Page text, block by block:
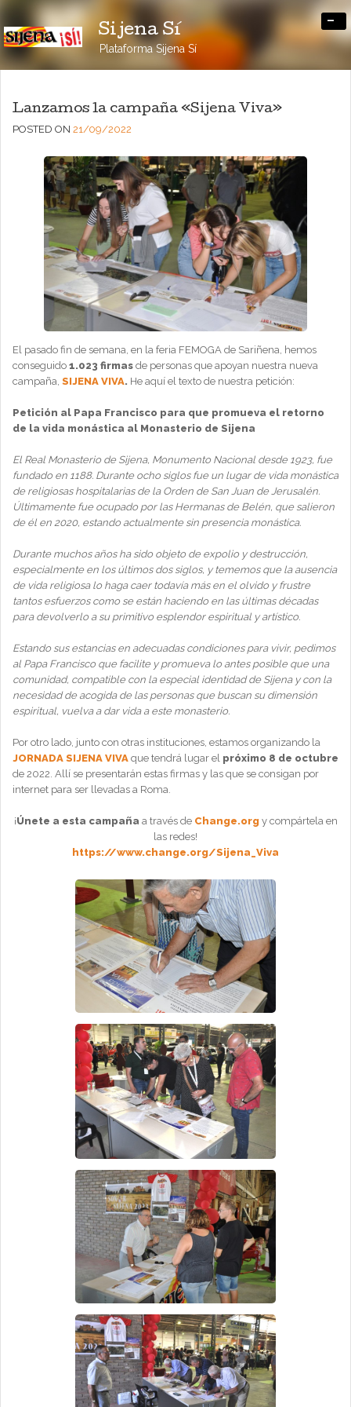
Sijena Sí
Plataforma Sijena Sí
-
Lanzamos la campaña «Sijena Viva»
POSTED ON 21/09/2022
El pasado fin de semana, en la feria FEMOGA de Sariñena, hemos
conseguido 1.023 firmas de personas que apoyan nuestra nueva
campaña, SIJENA VIVA. He aquí el texto de nuestra petición:
Petición al Papa Francisco para que promueva el retorno
de la vida monástica al Monasterio de Sijena
El Real Monasterio de Sijena, Monumento Nacional desde 1923, fue
fundado en 1188. Durante ocho siglos fue un lugar de vida monástica
de religiosas hospitalarias de la Orden de San Juan de Jerusalén.
Últimamente fue ocupado por las Hermanas de Belén, que salieron
de él en 2020, estando actualmente sin presencia monástica.
Durante muchos años ha sido objeto de expolio y destrucción,
especialmente en los últimos dos siglos, y tememos que la ausencia
de vida religiosa lo haga caer todavía más en el olvido y frustre
tantos esfuerzos como se están haciendo en las últimas décadas
para devolverlo a su primitivo esplendor espiritual y artístico.
Estando sus estancias en adecuadas condiciones para vivir, pedimos
al Papa Francisco que facilite y promueva lo antes posible que una
comunidad, compatible con la especial identidad de Sijena y con la
necesidad de acogida de las personas que buscan su dimensión
espiritual, vuelva a dar vida a este monasterio.
Por otro lado, junto con otras instituciones, estamos organizando la
JORNADA SIJENA VIVA que tendrá lugar el próximo 8 de octubre
de 2022. Allí se presentarán estas firmas y las que se consigan por
internet para ser llevadas a Roma.
¡Únete a esta campaña a través de Change.orgy compártela en
las redes!
https://www.change.org/Sijena_Viva